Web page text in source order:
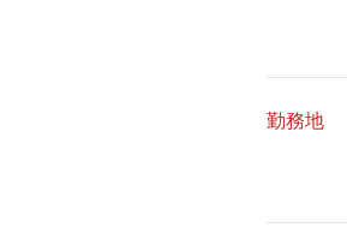
勤務地